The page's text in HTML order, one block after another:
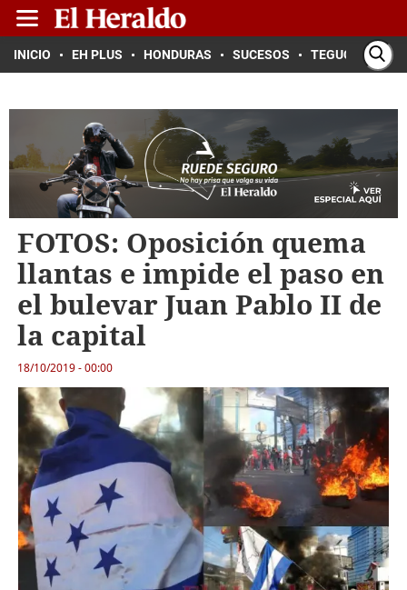
INICIO EH PLUS HONDURAS SUCESOS TEGUCIGALPA
FOTOS: Oposición quema
llantas e impide el paso en
el bulevar Juan Pablo II de
la capital
18/10/2019 - 00:00